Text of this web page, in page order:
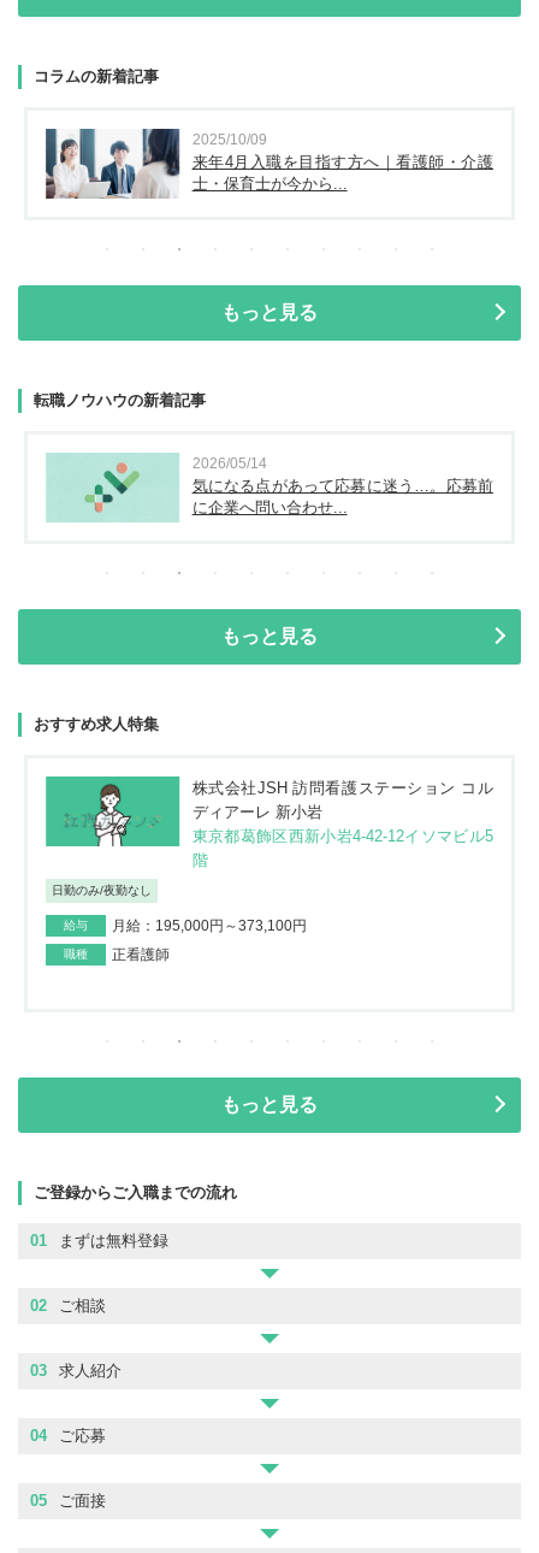
コラムの新着記事
2025/10/09
来年4月入職を目指す方へ｜看護師・介護
士・保育士が今から...
もっと見る
転職ノウハウの新着記事
2026/05/14
気になる点があって応募に迷う…。応募前
に企業へ問い合わせ...
もっと見る
おすすめ求人特集
株式会社JSH 訪問看護ステーション コル
ディアーレ 新小岩
東京都葛飾区西新小岩4-42-12イソマビル5
階
日勤のみ/夜勤なし
給与 月給：195,000円～373,100円
職種 正看護師
もっと見る
ご登録からご入職までの流れ
01 まずは無料登録
02 ご相談
03 求人紹介
04 ご応募
05 ご面接